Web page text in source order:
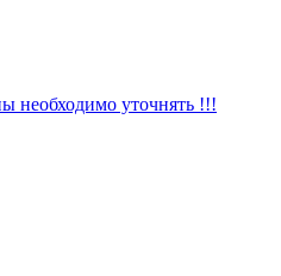
необходимо уточнять !!!